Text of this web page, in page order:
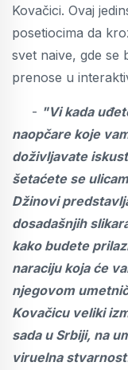
Kovačici. Ovaj
posetiocima da
svet naive, gde se
prenose u
- "Vi kada
naopčare koje
doživljavate
šetaćete se
Džinovi
dosadašnjih
kako budete
naraciju koja će
njegovom
Kovačicu veliki
sada u Srbiji, na
viruelna